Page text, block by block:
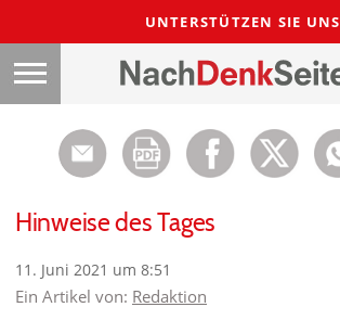
UNTERSTÜTZEN SIE UNS
Hinweise des Tages
11. Juni 2021 um 8:51
Ein Artikel von: Redaktion